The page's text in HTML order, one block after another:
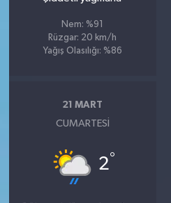
Nem: %91
Rüzgar: 20 km/h
Yağış Olasılığı: %86
21 MART
CUMARTESI
2°